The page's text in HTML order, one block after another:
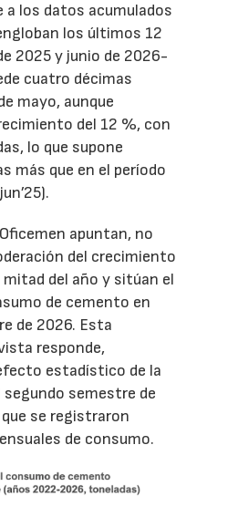
a los datos acumulados
los últimos 12
2025 y junio de 2026-
cuatro décimas
mayo, aunque
del 12 %, con
lo que supone
más que en el período
apuntan, no
del crecimiento
del año y sitúan el
de cemento en
de 2026. Esta
responde,
estadístico de la
semestre de
se registraron
de consumo.